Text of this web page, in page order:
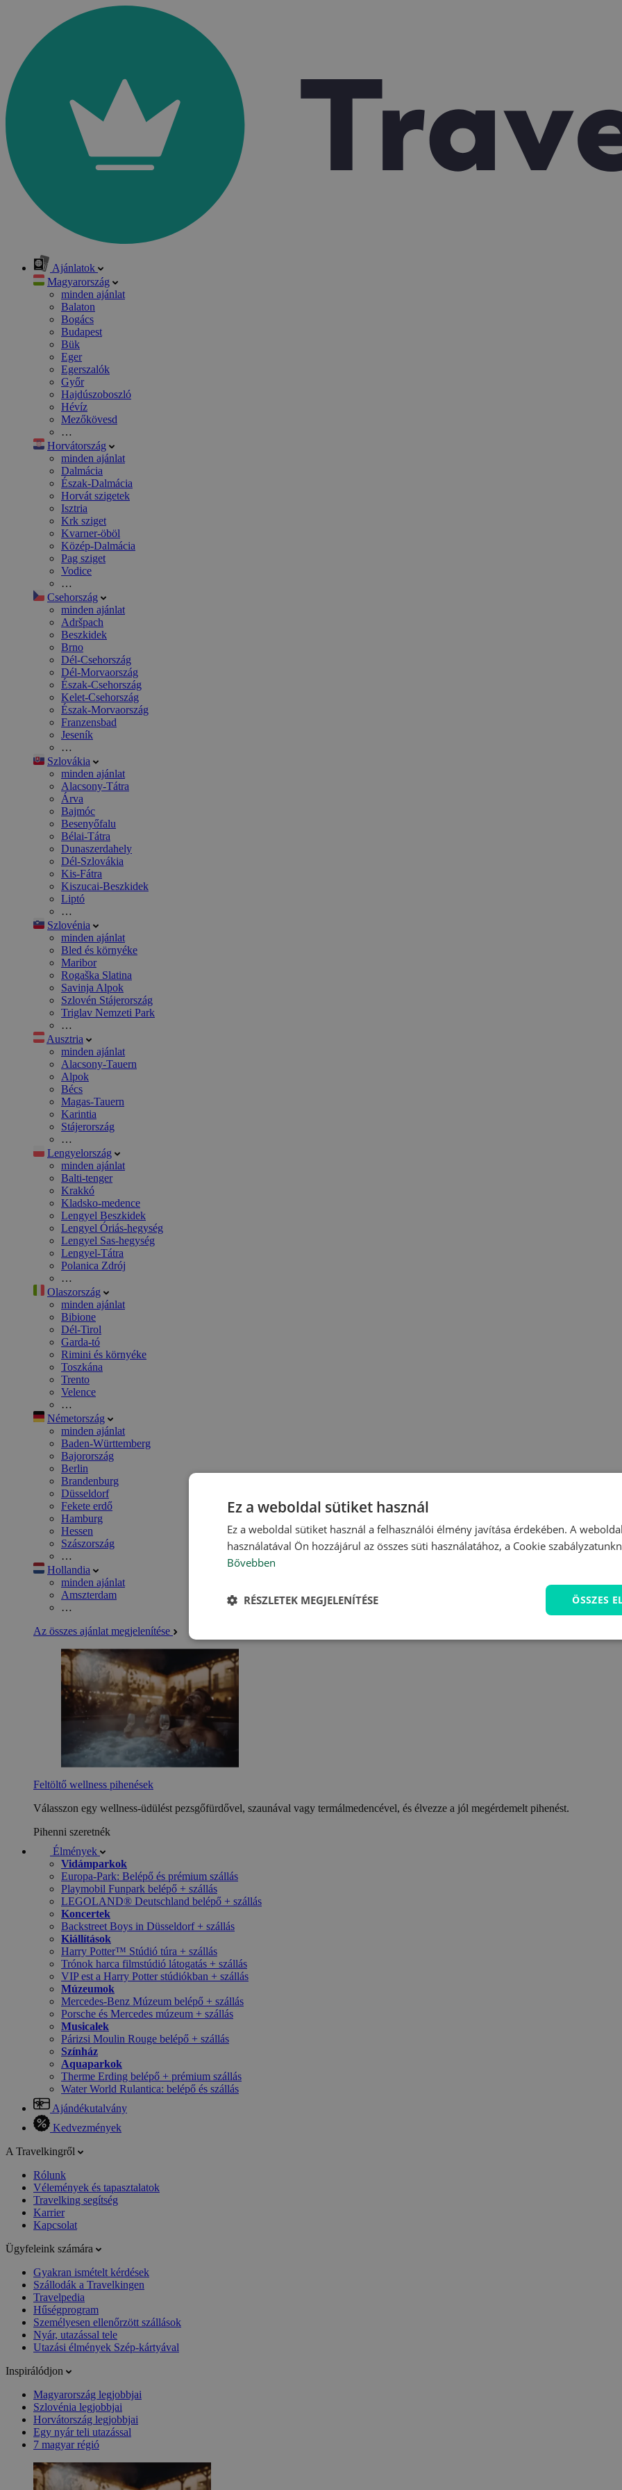
Ajánlatok
Magyarország
minden ajánlat
Balaton
Bogács
Budapest
Bük
Eger
Egerszalók
Győr
Hajdúszoboszló
Hévíz
Mezőkövesd
…
Horvátország
minden ajánlat
Dalmácia
Észak-Dalmácia
Horvát szigetek
Isztria
Krk sziget
Kvarner-öböl
Közép-Dalmácia
Pag sziget
Vodice
…
Csehország
minden ajánlat
Adršpach
Beszkidek
Brno
Dél-Csehország
Dél-Morvaország
Észak-Csehország
Kelet-Csehország
Észak-Morvaország
Franzensbad
Jeseník
…
Szlovákia
minden ajánlat
Alacsony-Tátra
Árva
Bajmóc
Besenyőfalu
Bélai-Tátra
Dunaszerdahely
Dél-Szlovákia
Kis-Fátra
Kiszucai-Beszkidek
Liptó
…
Szlovénia
minden ajánlat
Bled és környéke
Maribor
Rogaška Slatina
Savinja Alpok
Szlovén Stájerország
Triglav Nemzeti Park
…
Ausztria
minden ajánlat
Alacsony-Tauern
Alpok
Bécs
Magas-Tauern
Karintia
Stájerország
…
Lengyelország
minden ajánlat
Balti-tenger
Krakkó
Kladsko-medence
Lengyel Beszkidek
Lengyel Óriás-hegység
Lengyel Sas-hegység
Lengyel-Tátra
Polanica Zdrój
…
Olaszország
minden ajánlat
Bibione
Dél-Tirol
Garda-tó
Rimini és környéke
Toszkána
Trento
Velence
…
Németország
minden ajánlat
Baden-Württemberg
Bajorország
Berlin
Brandenburg
Düsseldorf
Fekete erdő
Hamburg
Hessen
Szászország
…
Hollandia
minden ajánlat
Amszterdam
…
Az összes ajánlat megjelenítése
Feltöltő wellness pihenések
Válasszon egy wellness-üdülést pezsgőfürdővel, szaunával vagy termálmedencével, és élvezze a jól megérdemelt pihenést.
Pihenni szeretnék
Élmények
Vidámparkok
Europa-Park: Belépő és prémium szállás
Playmobil Funpark belépő + szállás
LEGOLAND® Deutschland belépő + szállás
Koncertek
Backstreet Boys in Düsseldorf + szállás
Kiállítások
Harry Potter™ Stúdió túra + szállás
Trónok harca filmstúdió látogatás + szállás
VIP est a Harry Potter stúdiókban + szállás
Múzeumok
Mercedes-Benz Múzeum belépő + szállás
Porsche és Mercedes múzeum + szállás
Musicalek
Párizsi Moulin Rouge belépő + szállás
Színház
Aquaparkok
Therme Erding belépő + prémium szállás
Water World Rulantica: belépő és szállás
Ajándékutalvány
Kedvezmények
A Travelkingről
Rólunk
Vélemények és tapasztalatok
Travelking segítség
Karrier
Kapcsolat
Ügyfeleink számára
Gyakran ismételt kérdések
Szállodák a Travelkingen
Travelpedia
Hűségprogram
Személyesen ellenőrzött szállások
Nyár, utazással tele
Utazási élmények Szép-kártyával
Inspirálódjon
Magyarország legjobbjai
Szlovénia legjobbjai
Horvátország legjobbjai
Egy nyár teli utazással
7 magyar régió
Ez a weboldal sütiket használ
Ez a weboldal sütiket használ a felhasználói élmény javítása érdekében. A
használatával Ön hozzájárul az összes süti használatához, a Cookie
Bővebben
ÖSSZES
RÉSZLETEK MEGJELENÍTÉSE